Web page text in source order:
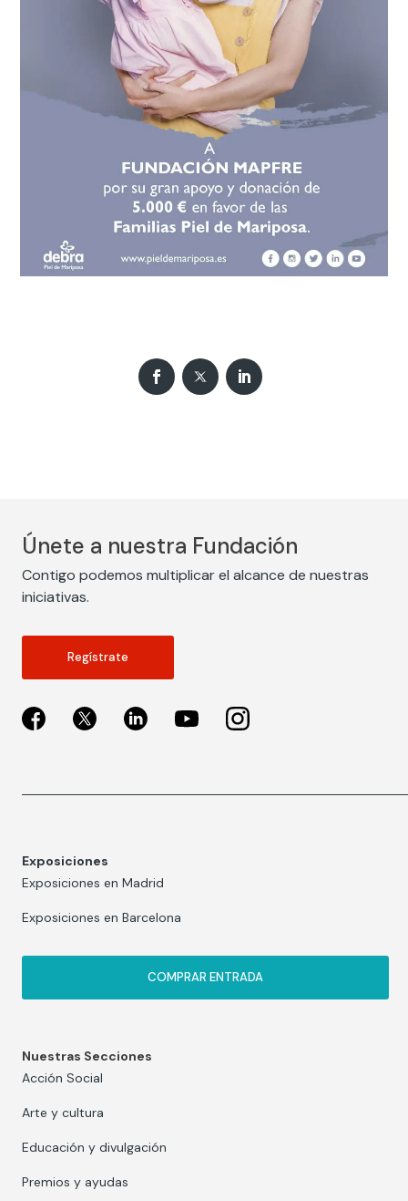
Únete a nuestra Fundación
Contigo podemos multiplicar el alcance de nuestras
iniciativas.
Regístrate
Exposiciones
Exposiciones en Madrid
Exposiciones en Barcelona
COMPRAR ENTRADA
Nuestras Secciones
Acción Social
Arte y cultura
Educación y divulgación
Premios y ayudas